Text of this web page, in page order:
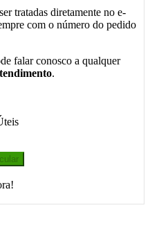
tratadas diretamente no e-
com o número do pedido
falar conosco a qualquer
.